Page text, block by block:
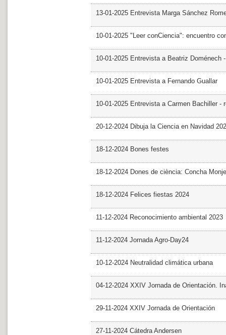
13-01-2025 Entrevista Marga Sánchez
10-01-2025 "Leer conCiencia": encuentro
10-01-2025 Entrevista a Beatriz Doménech
10-01-2025 Entrevista a Fernando Guallar
10-01-2025 Entrevista a Carmen Bachiller -
20-12-2024 Dibuja la Ciencia en Navidad
18-12-2024 Bones festes
18-12-2024 Dones de ciència: Concha Monje
18-12-2024 Felices fiestas 2024
11-12-2024 Reconocimiento ambiental 2023
11-12-2024 Jornada Agro-Day24
10-12-2024 Neutralidad climática urbana
04-12-2024 XXIV Jornada de Orientación.
29-11-2024 XXIV Jornada de Orientación
27-11-2024 Cátedra Andersen